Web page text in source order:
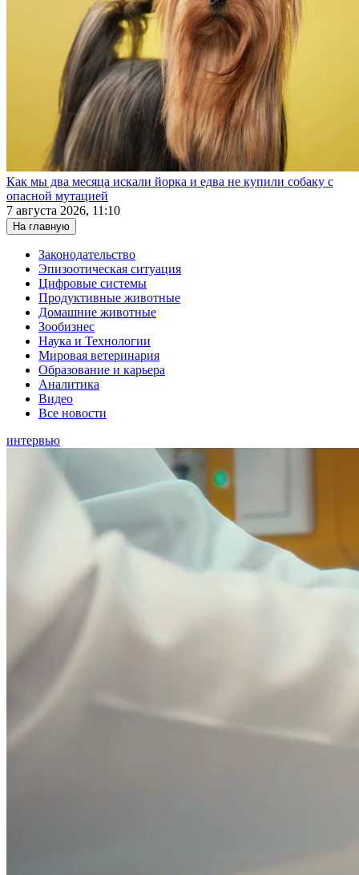
Как мы два месяца искали йорка и едва не купили собаку с
опасной мутацией
7 августа 2026, 11:10
На главную
Законодательство
Эпизоотическая ситуация
Цифровые системы
Продуктивные животные
Домашние животные
Зообизнес
Наука и Технологии
Мировая ветеринария
Образование и карьера
Аналитика
Видео
Все новости
интервью